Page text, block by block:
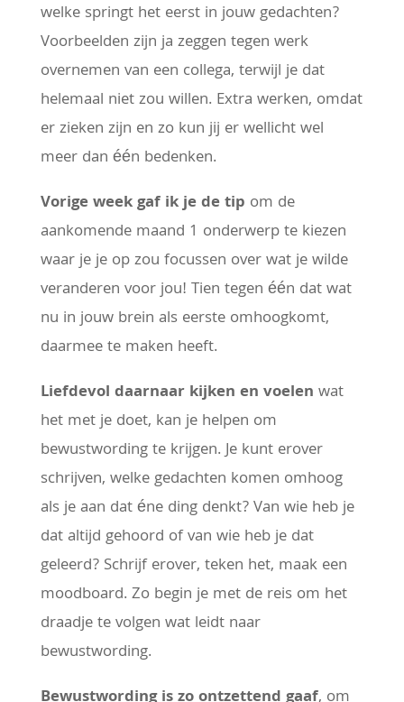
welke springt het eerst in jouw gedachten?
Voorbeelden zijn ja zeggen tegen werk
overnemen van een collega, terwijl je dat
helemaal niet zou willen. Extra werken, omdat
er zieken zijn en zo kun jij er wellicht wel
meer dan één bedenken.
Vorige week gaf ik je de tip om de
aankomende maand 1 onderwerp te kiezen
waar je je op zou focussen over wat je wilde
veranderen voor jou! Tien tegen één dat wat
nu in jouw brein als eerste omhoogkomt,
daarmee te maken heeft.
Liefdevol daarnaar kijken en voelen wat
het met je doet, kan je helpen om
bewustwording te krijgen. Je kunt erover
schrijven, welke gedachten komen omhoog
als je aan dat éne ding denkt? Van wie heb je
dat altijd gehoord of van wie heb je dat
geleerd? Schrijf erover, teken het, maak een
moodboard. Zo begin je met de reis om het
draadje te volgen wat leidt naar
bewustwording.